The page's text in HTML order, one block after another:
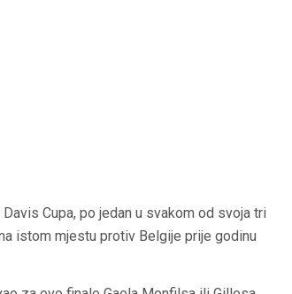
Cupa, po jedan u svakom od svoja tri
istom mjestu protiv Belgije prije godinu